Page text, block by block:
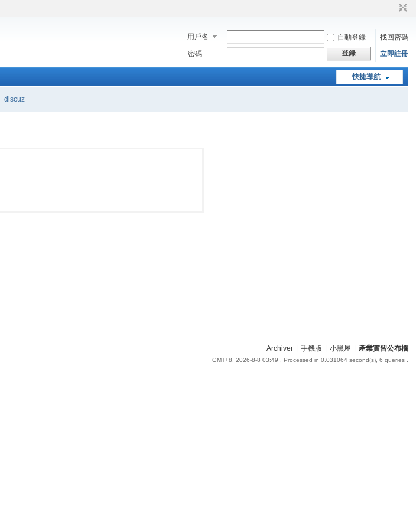
用戶名 自動登錄
找回密碼
密碼
登錄 立即註冊
快捷導航
discuz
Archiver 手機版 小黑屋 產業實習公布欄
GMT+8, 2026-8-8 03:49 , Processed in 0.031064 second(s), 6 queries .